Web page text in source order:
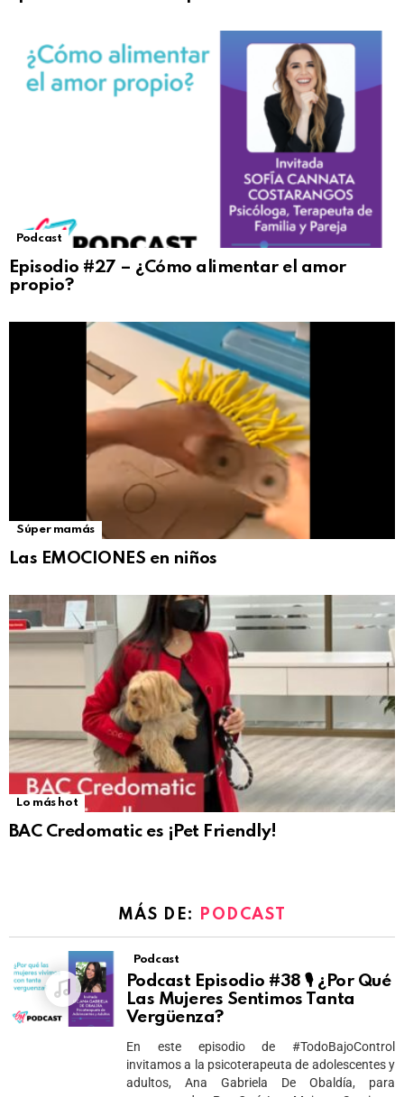
Podcast
Episodio #27 – ¿Cómo alimentar el amor
propio?
Súper mamás
Las EMOCIONES en niños
Lo más hot
BAC Credomatic es ¡Pet Friendly!
MÁS DE: PODCAST
Podcast
Podcast Episodio #38 🎙 ¿Por Qué
Las Mujeres Sentimos Tanta
Vergüenza?
En este episodio de #TodoBajoControl
invitamos a la psicoterapeuta de adolescentes y
adultos, Ana Gabriela De Obaldía, para